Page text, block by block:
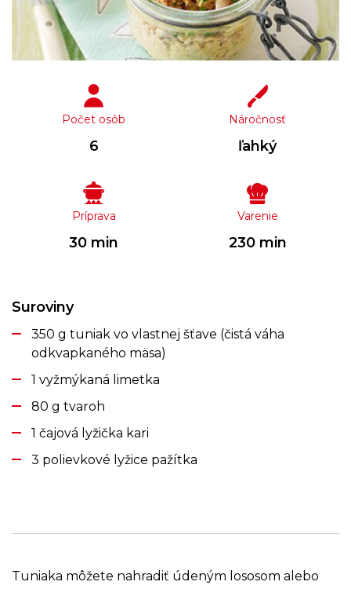
Počet osôb
6
Náročnosť
ľahký
Príprava
30 min
Varenie
230 min
Suroviny
350 g tuniak vo vlastnej šťave (čistá váha
odkvapkaného mäsa)
1 vyžmýkaná limetka
80 g tvaroh
1 čajová lyžička kari
3 polievkové lyžice pažítka
Tuniaka môžete nahradiť údeným lososom alebo